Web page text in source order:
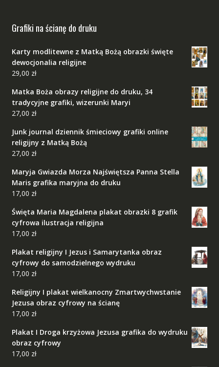
Grafiki na ścianę do druku
Karty modlitewne z Matką Bożą obrazki święte
dewocjonalia religijne
29,00 zł
Matka Boża obrazy religijne do druku, 34
tradycyjne grafiki, wizerunki Maryi
27,00 zł
Junk journal dziennik śmieciowy grafiki online
religijny z Matką Bożą
27,00 zł
Maryja Gwiazda Morza Najświętsza Panna Stella
Maris grafika maryjna do druku
17,00 zł
Święta Maria Magdalena plakat obrazki 8 grafik
cyfrowa ilustracja religijna
17,00 zł
Plakat religijny I Jezus i Samarytanka obraz
cyfrowy do samodzielnego wydruku
17,00 zł
Religijny I plakat wielkanocny Zmartwychwstanie
Jezusa obraz cyfrowy na ścianę
17,00 zł
Plakat I Droga krzyżowa Jezusa grafika do wydruku
obraz cyfrowy
17,00 zł